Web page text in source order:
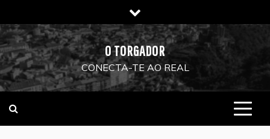
to
content
O TORGADOR
CONECTA-TE AO REAL